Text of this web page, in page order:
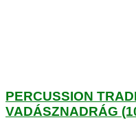
PERCUSSION
VADÁSZNADRÁG